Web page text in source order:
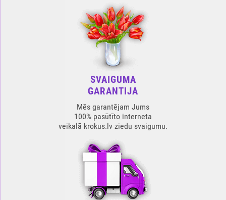
SVAIGUMA
GARANTIJA
Mēs garantējam Jums
100% pasūtīto interneta
veikalā krokus.lv ziedu svaigumu.